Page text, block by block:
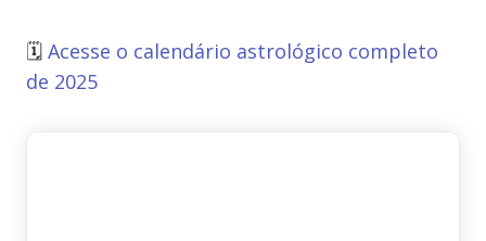
🗓️ Acesse o calendário astrológico completo
de 2025